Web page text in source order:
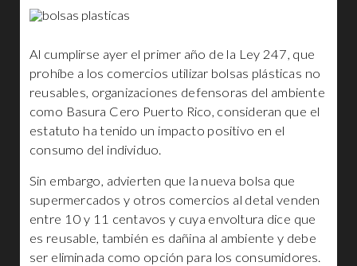
Al cumplirse ayer el primer año de la Ley 247, que
prohíbe a los comercios utilizar bolsas plásticas no
reusables, organizaciones defensoras del ambiente
como Basura Cero Puerto Rico, consideran que el
estatuto ha tenido un impacto positivo en el
consumo del individuo.
Sin embargo, advierten que la nueva bolsa que
supermercados y otros comercios al detal venden
entre 10 y 11 centavos y cuya envoltura dice que
es reusable, también es dañina al ambiente y debe
ser eliminada como opción para los consumidores.